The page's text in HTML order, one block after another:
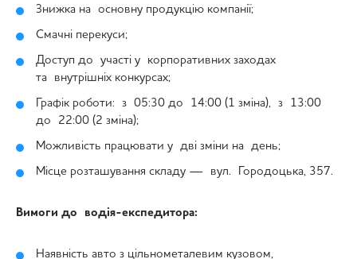
Знижка на основну продукцію компанії;
Смачні перекуси;
Доступ до участі у корпоративних заходах
та внутрішніх конкурсах;
Графік роботи: з 05:30 до 14:00 (1 зміна), з 13:00
до 22:00 (2 зміна);
Можливість працювати у дві зміни на день;
Місце розташування складу — вул. Городоцька, 357.
Вимоги до водія-експедитора:
Наявність авто з цільнометалевим кузовом,